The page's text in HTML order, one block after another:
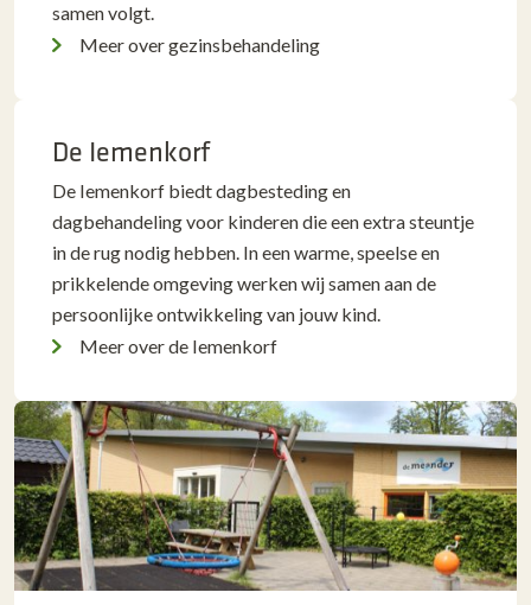
samen volgt.
Meer over gezinsbehandeling
De Iemenkorf
De Iemenkorf biedt dagbesteding en
dagbehandeling voor kinderen die een extra steuntje
in de rug nodig hebben. In een warme, speelse en
prikkelende omgeving werken wij samen aan de
persoonlijke ontwikkeling van jouw kind.
Meer over de Iemenkorf